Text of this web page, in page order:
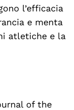
l’efficacia
e menta
atletiche e la
of the